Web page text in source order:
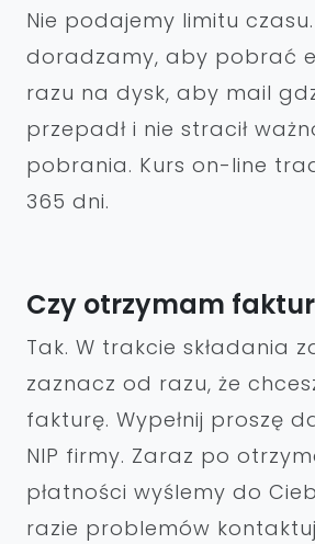
Nie podajemy limitu
doradzamy, aby pobrać
razu na dysk, aby mail
przepadł i nie stracił
pobrania. Kurs on-line
365 dni.
Czy otrzymam
Tak. W trakcie składania
zaznacz od razu, że
fakturę. Wypełnij proszę
NIP firmy. Zaraz po
płatności wyślemy do
razie problemów